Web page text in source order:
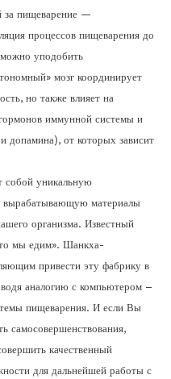
за пищеварение —
процессов пищеварения до
уподобить
мозг координирует
но также влияет на
иммунной системы и
допамина), от которых зависит
собой уникальную
вырабатывающую материалы
организма. Известный
мы едим». Шанкха-
привести эту фабрику в
аналогию с компьютером –
пищеварения. И если Вы
самосовершенствования,
качественный
для дальнейшей работы с